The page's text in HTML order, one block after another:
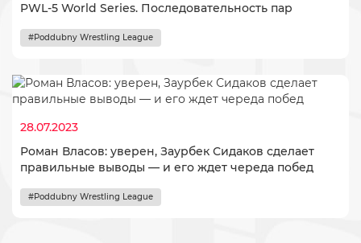
PWL-5 World Series. Последовательность пар
#Poddubny Wrestling League
28.07.2023
Роман Власов: уверен, Заурбек Сидаков сделает
правильные выводы — и его ждет череда побед
#Poddubny Wrestling League